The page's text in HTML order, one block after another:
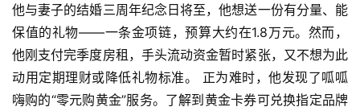
他与妻子的结婚三周年纪念日将至，他想送一份有分量、能
保值的礼物——一条金项链，预算大约在1.8万元。然而，
他刚支付完季度房租，手头流动资金暂时紧张，又不想为此
动用定期理财或降低礼物标准。 正为难时，他发现了呱呱
嗨购的“零元购黄金”服务。了解到黄金卡券可兑换指定品牌